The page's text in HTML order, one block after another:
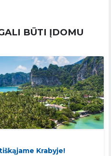
BŪTI ĮDOMU
Krabyje!